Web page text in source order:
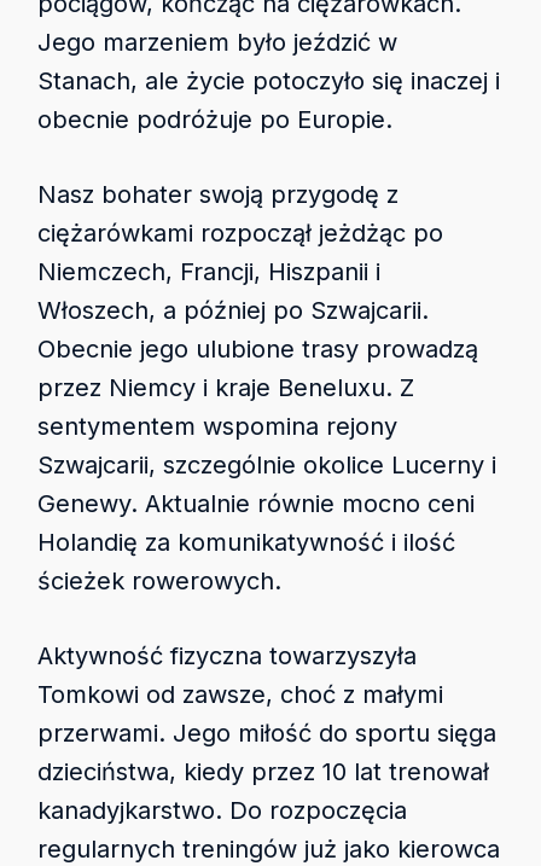
Jego marzeniem było jeździć w
Stanach, ale życie potoczyło się inaczej i
obecnie podróżuje po Europie.
Nasz bohater swoją przygodę z
ciężarówkami rozpoczął jeżdżąc po
Niemczech, Francji, Hiszpanii i
Włoszech, a później po Szwajcarii.
Obecnie jego ulubione trasy prowadzą
przez Niemcy i kraje Beneluxu. Z
sentymentem wspomina rejony
Szwajcarii, szczególnie okolice Lucerny i
Genewy. Aktualnie równie mocno ceni
Holandię za komunikatywność i ilość
ścieżek rowerowych.
Aktywność fizyczna towarzyszyła
Tomkowi od zawsze, choć z małymi
przerwami. Jego miłość do sportu sięga
dzieciństwa, kiedy przez 10 lat trenował
kanadyjkarstwo. Do rozpoczęcia
regularnych treningów już jako kierowca